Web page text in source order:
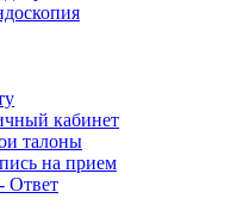
кабинет
талоны
на прием
Ответ